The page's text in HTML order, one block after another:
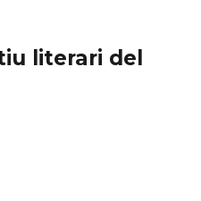
literari del